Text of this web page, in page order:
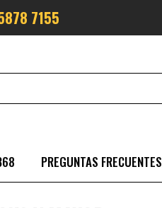
7155
PREGUNTAS FRECUENTES